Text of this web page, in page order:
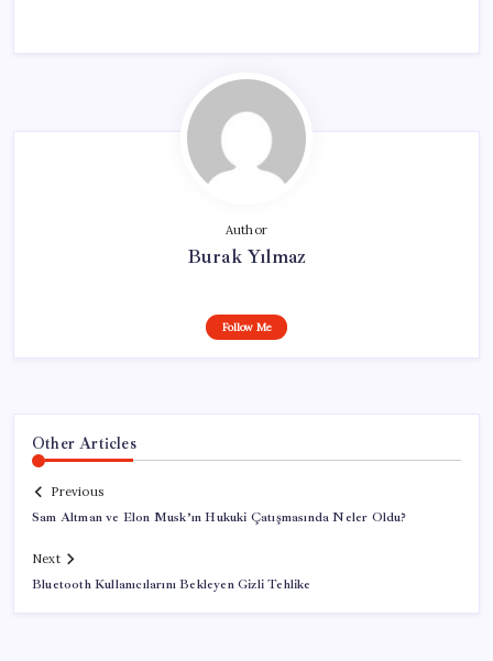
Author
Burak Yılmaz
Follow Me
Other Articles
Previous
Sam Altman ve Elon Musk’ın Hukuki Çatışmasında Neler Oldu?
Next
Bluetooth Kullanıcılarını Bekleyen Gizli Tehlike